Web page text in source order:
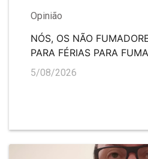
Opinião
NÓS, OS NÃO
PARA FÉRIAS PARA
5/08/2026